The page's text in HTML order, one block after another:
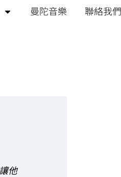
曼陀音樂 聯絡我們
他